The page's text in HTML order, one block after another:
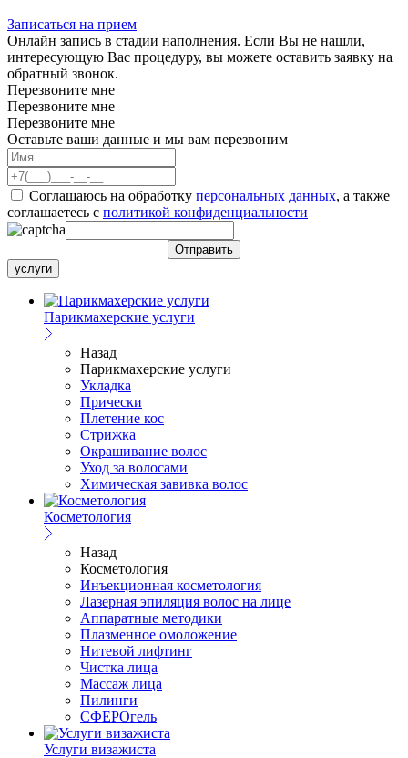
Записаться на прием
Онлайн запись в стадии наполнения. Если Вы не нашли,
интересующую Вас процедуру, вы можете оставить заявку на
обратный звонок.
Перезвоните мне
Перезвоните мне
Перезвоните мне
Оставьте ваши данные и мы вам перезвоним
Соглашаюсь на обработку персональных данных, а также
соглашаетесь c политикой конфиденциальности
услуги
Парикмахерские услуги
Назад
Парикмахерские услуги
Укладка
Прически
Плетение кос
Стрижка
Окрашивание волос
Уход за волосами
Химическая завивка волос
Косметология
Назад
Косметология
Инъекционная косметология
Лазерная эпиляция волос на лице
Аппаратные методики
Плазменное омоложение
Нитевой лифтинг
Чистка лица
Массаж лица
Пилинги
СФЕРОгель
Услуги визажиста